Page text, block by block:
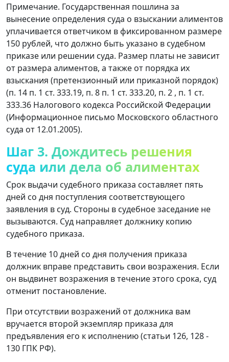
Примечание. Государственная пошлина за
вынесение определения суда о взыскании алиментов
уплачивается ответчиком в фиксированном размере
150 рублей, что должно быть указано в судебном
приказе или решении суда. Размер платы не зависит
от размера алиментов, а также от порядка их
взыскания (претензионный или приказной порядок)
(п. 14 п. 1 ст. 333.19, п. 8 п. 1 ст. 333.20, п. 2 , п. 1 ст.
333.36 Налогового кодекса Российской Федерации
(Информационное письмо Московского областного
суда от 12.01.2005).
Шаг 3. Дождитесь решения
суда или дела об алиментах
Срок выдачи судебного приказа составляет пять
дней со дня поступления соответствующего
заявления в суд. Стороны в судебное заседание не
вызываются. Суд направляет должнику копию
судебного приказа.
В течение 10 дней со дня получения приказа
должник вправе представить свои возражения. Если
он выдвинет возражения в течение этого срока, суд
отменит постановление.
При отсутствии возражений от должника вам
вручается второй экземпляр приказа для
предъявления его к исполнению (статьи 126, 128 -
130 ГПК РФ).